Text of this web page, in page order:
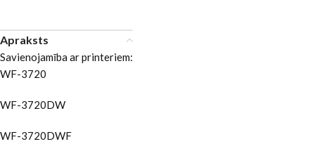
Apraksts
Savienojamība ar printeriem:
WF-3720
WF-3720DW
WF-3720DWF